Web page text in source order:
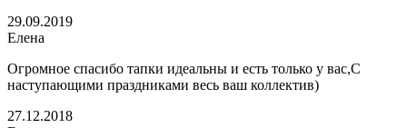
29.09.2019
Елена
Огромное спасибо тапки идеальны и есть только у вас,С
наступающими праздниками весь ваш коллектив)
27.12.2018